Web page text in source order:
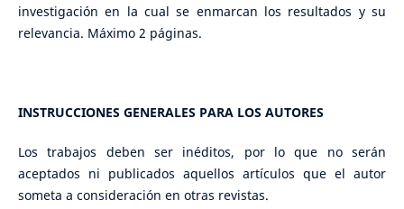
investigación en la cual se enmarcan los resultados y su
relevancia. Máximo 2 páginas.
INSTRUCCIONES GENERALES PARA LOS AUTORES
Los trabajos deben ser inéditos, por lo que no serán
aceptados ni publicados aquellos artículos que el autor
someta a consideración en otras revistas.